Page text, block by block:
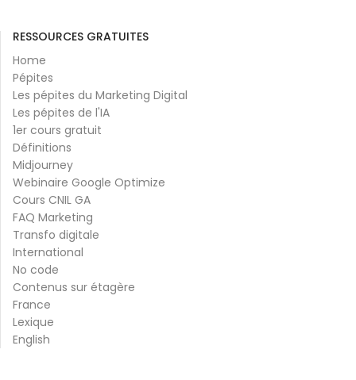
RESSOURCES GRATUITES
Home
Pépites
Les pépites du Marketing Digital
Les pépites de l'IA
1er cours gratuit
Définitions
Midjourney
Webinaire Google Optimize
Cours CNIL GA
FAQ Marketing
Transfo digitale
International
No code
Contenus sur étagère
France
Lexique
English